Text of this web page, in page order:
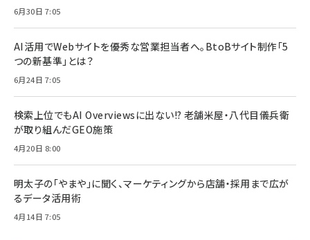
6月30日 7:05
AI活用でWebサイトを優秀な営業担当者へ。BtoBサイト制作「5
つの新基準」とは？
6月24日 7:05
検索上位でもAI Overviewsに出ない!? 老舗米屋・八代目儀兵衛
が取り組んだGEO施策
4月20日 8:00
明太子の「やまや」に聞く、マーケティングから店舗・採用まで広が
るデータ活用術
4月14日 7:05